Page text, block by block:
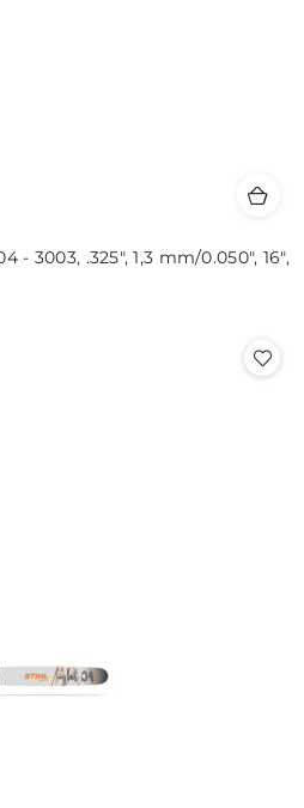
- 3003, .325", 1,3 mm/0.050", 16",